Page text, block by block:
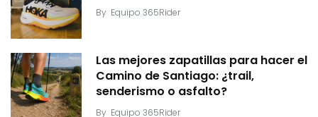
By Equipo 365Rider
Las mejores zapatillas para hacer el
Camino de Santiago: ¿trail,
senderismo o asfalto?
By Equipo 365Rider